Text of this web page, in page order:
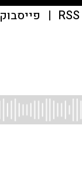
RSS
| פייסבוק